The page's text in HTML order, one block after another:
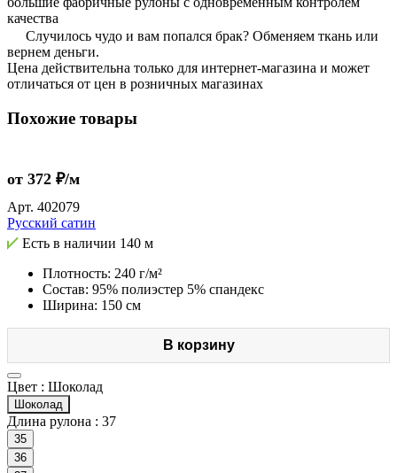
качества
Случилось чудо и вам попался брак? Обменяем ткань или
вернем деньги.
Цена действительна только для интернет-магазина и может
отличаться от цен в розничных магазинах
Похожие товары
от 372 ₽/м
Арт. 402079
Русский сатин
Есть в наличии 140 м
Плотность: 240 г/м²
Состав: 95% полиэстер 5% спандекс
Ширина: 150 см
В корзину
Цвет : Шоколад
Шоколад
Длина рулона : 37
35
36